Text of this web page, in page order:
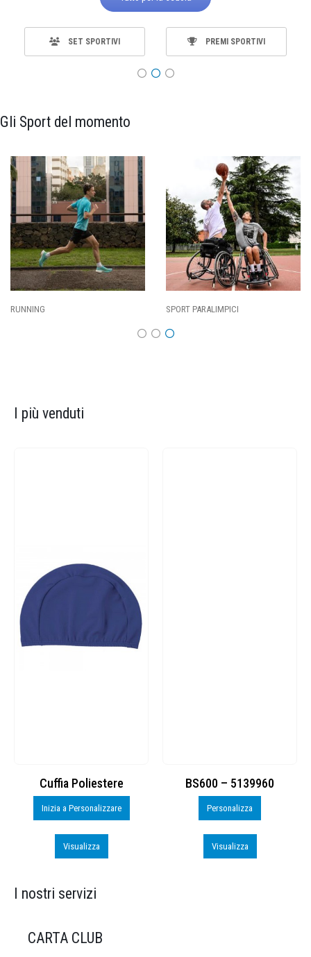
SET SPORTIVI PREMI SPORTIVI
Gli Sport del momento
SPORT PARALIMPICI
I più venduti
Cuffia Poliestere
Inizia a Personalizzare
Visualizza
BS600 – 5139960
Personalizza
Visualizza
I nostri servizi
CARTA CLUB